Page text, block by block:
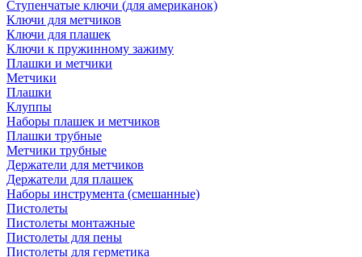
Ступенчатые ключи (для американок)
Ключи для метчиков
Ключи для плашек
Ключи к пружинному зажиму
Плашки и метчики
Метчики
Плашки
Клуппы
Наборы плашек и метчиков
Плашки трубные
Метчики трубные
Держатели для метчиков
Держатели для плашек
Наборы инструмента (смешанные)
Пистолеты
Пистолеты монтажные
Пистолеты для пены
Пистолеты для герметика